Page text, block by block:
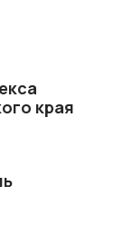
края